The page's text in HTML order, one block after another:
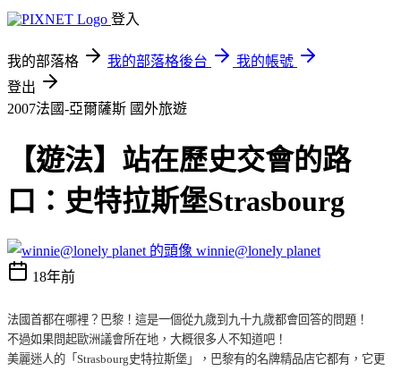
登入
我的部落格 我的部落格後台
我的帳號
登出
2007法國-亞爾薩斯 國外旅遊
【遊法】站在歷史交會的路
口：史特拉斯堡Strasbourg
winnie@lonely planet
18年前
法國首都在哪裡？巴黎！這是一個從九歲到九十九歲都會回答的問題！
不過如果問起歐洲議會所在地，大概很多人不知道吧！
美麗迷人的「 Strasbourg史特拉斯堡」，巴黎有的名牌精品店它都有，它更